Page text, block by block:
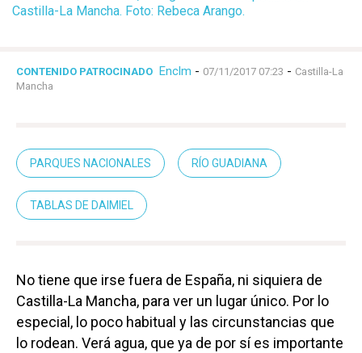
Castilla-La Mancha. Foto: Rebeca Arango.
CONTENIDO PATROCINADO Enclm - 07/11/2017 07:23 - Castilla-La
Mancha
PARQUES NACIONALES RÍO GUADIANA
TABLAS DE DAIMIEL
No tiene que irse fuera de España, ni siquiera de
Castilla-La Mancha, para ver un lugar único. Por lo
especial, lo poco habitual y las circunstancias que
lo rodean. Verá agua, que ya de por sí es importante